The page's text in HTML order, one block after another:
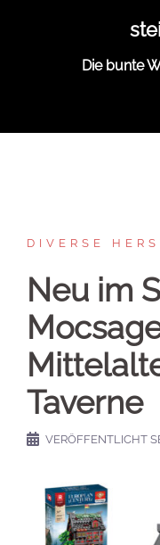
Die bunte
DIVERSE
Neu im
Taverne
VERÖFFENTLICHT